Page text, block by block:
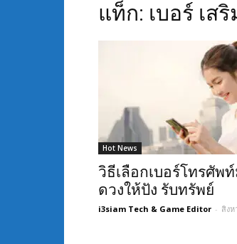
แท็ก: เบอร์ เส
Hot News
วิธีเลือกเบอร์โทรศัพ
ดวงให้ปัง รับทรัพย์
i3siam Tech & Game Editor - สิงห